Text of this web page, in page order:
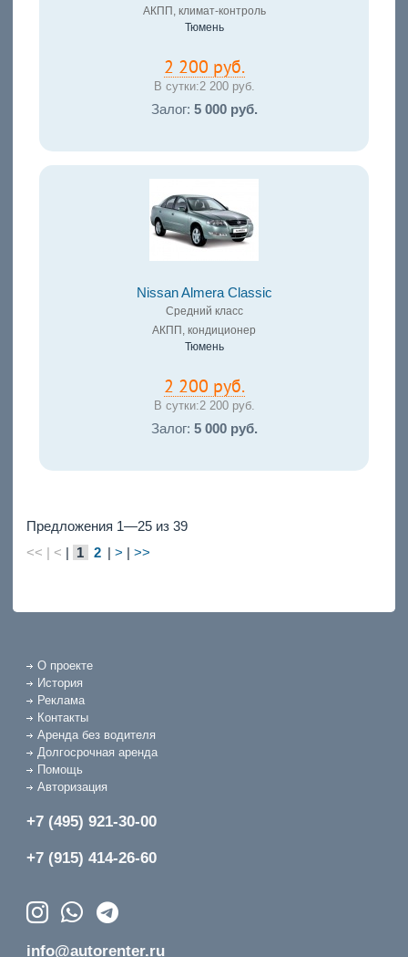
АКПП, климат-контроль
Тюмень
2 200 руб.
В сутки:2 200 руб.
Залог: 5 000 руб.
Nissan Almera Classic
Средний класс
АКПП, кондиционер
Тюмень
2 200 руб.
В сутки:2 200 руб.
Залог: 5 000 руб.
Предложения 1—25 из 39
<< | < | 1 2 | > | >>
О проекте
История
Реклама
Контакты
Аренда без водителя
Долгосрочная аренда
Помощь
Авторизация
+7 (495) 921-30-00
+7 (915) 414-26-60
info@autorenter.ru